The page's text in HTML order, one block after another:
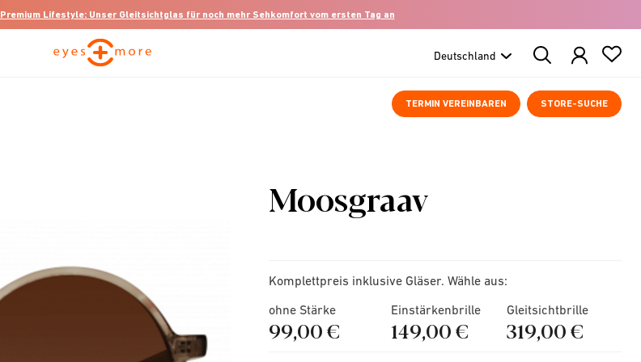
Premium Lifestyle: Unser Gleitsichtglas für noch mehr Sehkomfort vom ersten Tag an
Search
Products
TERMIN VEREINBAREN STORE-SUCHE
Moosgraav
Komplettpreis inklusive Gläser. Wähle aus:
ohne Stärke
99,00 €
Einstärkenbrille
149,00 €
Gleitsichtbrille
319,00 €